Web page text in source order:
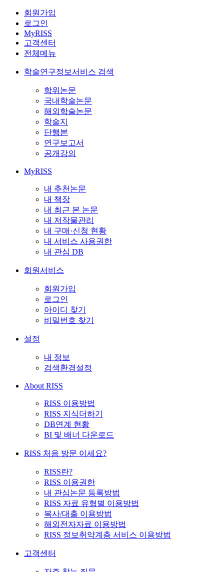
회원가입
로그인
MyRISS
고객센터
전체메뉴
학술연구정보서비스 검색
학위논문
국내학술논문
해외학술논문
학술지
단행본
연구보고서
공개강의
MyRISS
내 추천논문
내 책장
내 최근 본 논문
내 저작물관리
내 구매·신청 현황
내 서비스 사용권한
내 관심 DB
회원서비스
회원가입
로그인
아이디 찾기
비밀번호 찾기
설정
내 정보
검색환경설정
About RISS
RISS 이용방법
RISS 지식더하기
DB연계 현황
BI 및 배너 다운로드
RISS 처음 방문 이세요?
RISS란?
RISS 이용권한
내 관심논문 등록방법
RISS 자료 유형별 이용방법
복사/대출 이용방법
해외전자자료 이용방법
RISS 정보취약계층 서비스 이용방법
고객센터